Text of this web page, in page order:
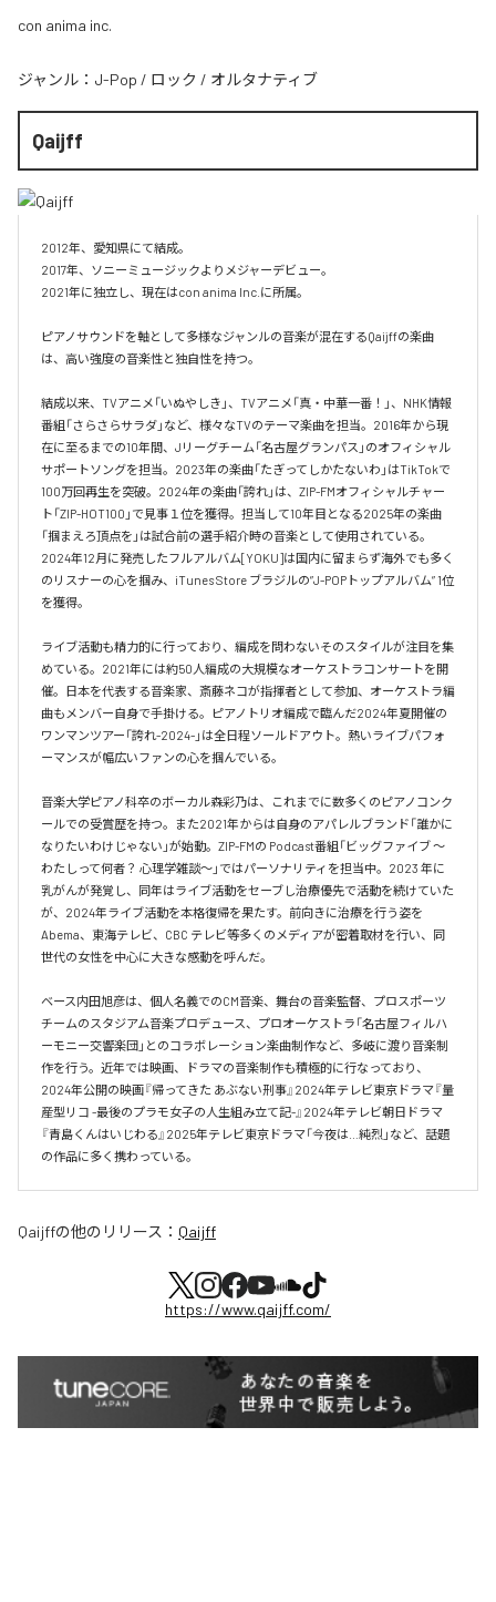
con anima inc.
ジャンル： J-Pop / ロック / オルタナティブ
Qaijff
2012年、愛知県にて結成。
2017年、ソニーミュージックよりメジャーデビュー。
2021年に独立し、現在はcon anima Inc.に所属。
ピアノサウンドを軸として多様なジャンルの音楽が混在するQaijffの楽曲
は、高い強度の音楽性と独自性を持つ。
結成以来、TVアニメ「いぬやしき」、TVアニメ「真・中華一番！」、NHK情報
番組「さらさらサラダ」など、様々なTVのテーマ楽曲を担当。2016年から現
在に至るまでの10年間、Jリーグチーム「名古屋グランパス」のオフィシャル
サポートソングを担当。2023年の楽曲「たぎってしかたないわ」はTikTokで
100万回再生を突破。2024年の楽曲「誇れ」は、ZIP-FMオフィシャルチャー
ト「ZIP-HOT100」で見事１位を獲得。担当して10年目となる2025年の楽曲
「掴まえろ頂点を」は試合前の選手紹介時の音楽として使用されている。
2024年12月に発売したフルアルバム[YOKU]は国内に留まらず海外でも多く
のリスナーの心を掴み、iTunes Store ブラジルの”J-POPトップアルバム” 1位
を獲得。
ライブ活動も精力的に行っており、編成を問わないそのスタイルが注目を集
めている。2021年には約50人編成の大規模なオーケストラコンサートを開
催。日本を代表する音楽家、斎藤ネコが指揮者として参加、オーケストラ編
曲もメンバー自身で手掛ける。ピアノトリオ編成で臨んだ2024年夏開催の
ワンマンツアー「誇れ-2024-」は全日程ソールドアウト。熱いライブパフォ
ーマンスが幅広いファンの心を掴んでいる。
音楽大学ピアノ科卒のボーカル森彩乃は、これまでに数多くのピアノコンク
ールでの受賞歴を持つ。また2021年からは自身のアパレルブランド「誰かに
なりたいわけじゃない」が始動。ZIP-FMの Podcast番組「ビッグファイブ 〜
わたしって何者？ 心理学雑談〜」ではパーソナリティを担当中。2023 年に
乳がんが発覚し、同年はライブ活動をセーブし治療優先で活動を続けていた
が、2024年ライブ活動を本格復帰を果たす。前向きに治療を行う姿を
Abema、東海テレビ、CBC テレビ等多くのメディアが密着取材を行い、同
世代の女性を中心に大きな感動を呼んだ。
ベース内田旭彦は、個人名義でのCM音楽、舞台の音楽監督、プロスポーツ
チームのスタジアム音楽プロデュース、プロオーケストラ「名古屋フィルハ
ーモニー交響楽団」とのコラボレーション楽曲制作など、多岐に渡り音楽制
作を行う。近年では映画、ドラマの音楽制作も積極的に行なっており、
2024年公開の映画『帰ってきた あぶない刑事』2024年テレビ東京ドラマ『量
産型リコ -最後のプラモ女子の人生組み立て記-』2024年テレビ朝日ドラマ
『青島くんはいじわる』2025年テレビ東京ドラマ「今夜は…純烈」など、話題
の作品に多く携わっている。
Qaijffの他のリリース： Qaijff
https://www.qaijff.com/